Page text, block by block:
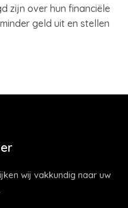
zijn over hun financiële
geld uit en stellen
wij vakkundig naar uw